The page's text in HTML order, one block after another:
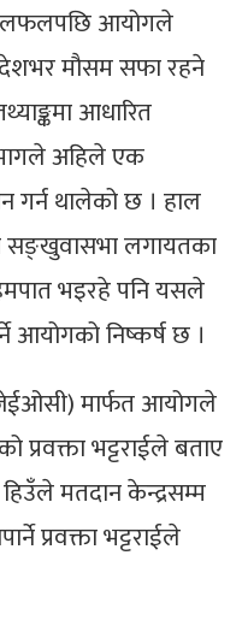
आयोगले
मौसम सफा रहने
आधारित
अहिले एक
गर्न थालेको छ । हाल
सङ्खुवासभा लगायतका
भइरहे पनि यसले
आयोगको निष्कर्ष छ ।
मार्फत आयोगले
भट्टराईले बताए
मतदान केन्द्रसम्म
प्रवक्ता भट्टराईले